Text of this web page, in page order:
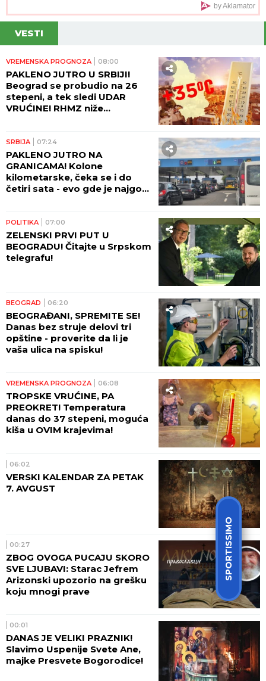
SPORTISSIMO
by Aklamator
VESTI
VREMENSKA PROGNOZA 08:00
PAKLENO JUTRO U SRBIJI!
Beograd se probudio na 26
stepeni, a tek sledi UDAR
VRUĆINE! RHMZ niže
SRBIJA 07:24
PAKLENO JUTRO NA
GRANICAMA! Kolone
kilometarske, čeka se i do
četiri sata - evo gde je najgora
POLITIKA 07:00
ZELENSKI PRVI PUT U
BEOGRADU! Čitajte u Srpskom
telegrafu!
BEOGRAD 06:20
BEOGRAĐANI, SPREMITE SE!
Danas bez struje delovi tri
opštine - proverite da li je
vaša ulica na spisku!
VREMENSKA PROGNOZA 06:08
TROPSKE VRUĆINE, PA
PREOKRET! Temperatura
danas do 37 stepeni, moguća
kiša u OVIM krajevima!
06:02
VERSKI KALENDAR ZA PETAK
7. AVGUST
00:27
ZBOG OVOGA PUCAJU SKORO
SVE LJUBAVI: Starac Jefrem
Arizonski upozorio na grešku
koju mnogi prave
00:01
DANAS JE VELIKI PRAZNIK!
Slavimo Uspenije Svete Ane,
majke Presvete Bogorodice!